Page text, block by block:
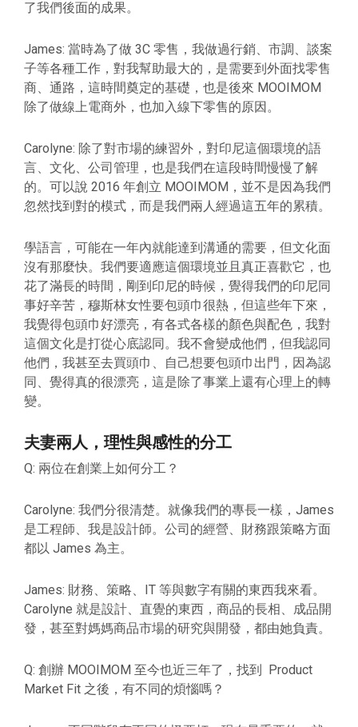
了我們後面的成果。
James: 當時為了做 3C 零售，我做過行銷、市調、談案
子等各種工作，對我幫助最大的，是需要到外面找零售
商、通路，這時間奠定的基礎，也是後來 MOOIMOM
除了做線上電商外，也加入線下零售的原因。
Carolyne: 除了對市場的練習外，對印尼這個環境的語
言、文化、公司管理，也是我們在這段時間慢慢了解
的。可以說 2016 年創立 MOOIMOM，並不是因為我們
忽然找到對的模式，而是我們兩人經過這五年的累積。
學語言，可能在一年內就能達到溝通的需要，但文化面
沒有那麼快。我們要適應這個環境並且真正喜歡它，也
花了滿長的時間，剛到印尼的時候，覺得我們的印尼同
事好辛苦，穆斯林女性要包頭巾很熱，但這些年下來，
我覺得包頭巾好漂亮，有各式各樣的顏色與配色，我對
這個文化是打從心底認同。我不會變成他們，但我認同
他們，我甚至去買頭巾、自己想要包頭巾出門，因為認
同、覺得真的很漂亮，這是除了事業上還有心理上的轉
變。
夫妻兩人，理性與感性的分工
Q: 兩位在創業上如何分工？
Carolyne: 我們分很清楚。就像我們的專長一樣，James
是工程師、我是設計師。公司的經營、財務跟策略方面
都以 James 為主。
James: 財務、策略、IT 等與數字有關的東西我來看。
Carolyne 就是設計、直覺的東西，商品的長相、成品開
發，甚至對媽媽商品市場的研究與開發，都由她負責。
Q: 創辦 MOOIMOM 至今也近三年了，找到 Product
Market Fit 之後，有不同的煩惱嗎？